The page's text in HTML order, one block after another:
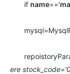
if name=='
ere